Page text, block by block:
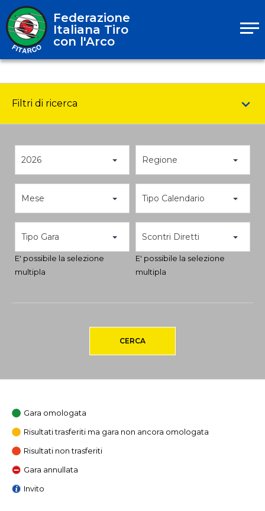
Federazione
Italiana Tiro
con l'Arco
Filtri di ricerca
2026 Regione
Mese Tipo Calendario
Tipo Gara
E' possibile la selezione
multipla
Scontri Diretti
E' possibile la selezione
multipla
CERCA
Gara omologata
Risultati trasferiti ma gara non ancora omologata
Risultati non trasferiti
Gara annullata
Invito